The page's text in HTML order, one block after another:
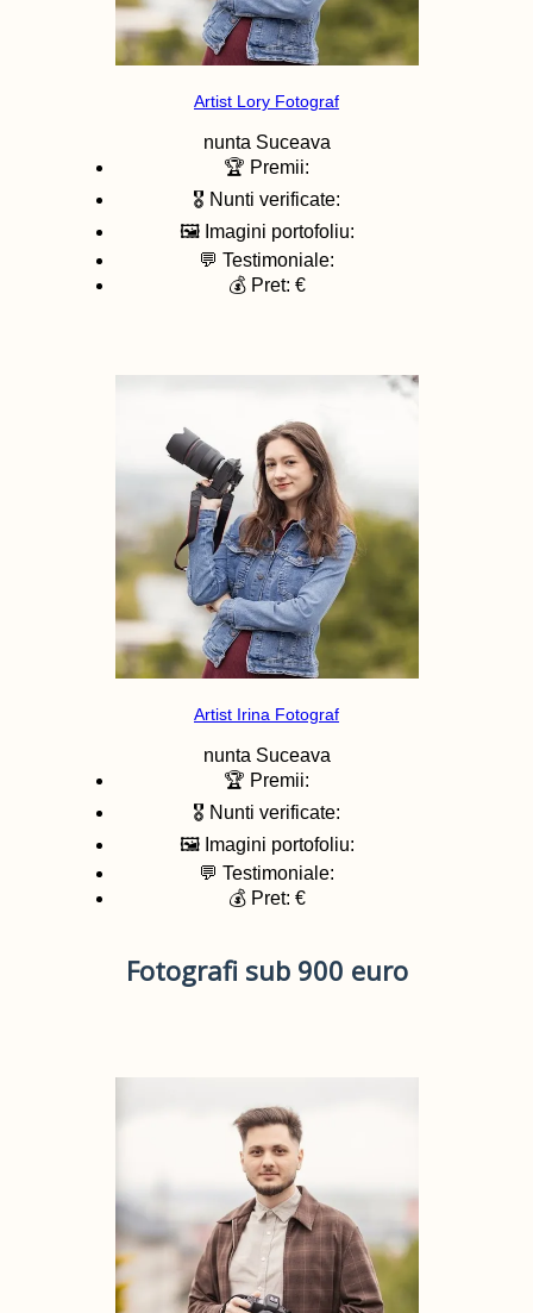
Artist Lory Fotograf
nunta Suceava
🏆 Premii:
🎖️ Nunti verificate:
🖼️ Imagini portofoliu:
💬 Testimoniale:
💰 Pret: €
Artist Irina Fotograf
nunta Suceava
🏆 Premii:
🎖️ Nunti verificate:
🖼️ Imagini portofoliu:
💬 Testimoniale:
💰 Pret: €
Fotografi sub 900 euro